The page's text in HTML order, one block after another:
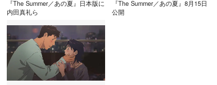
『The Summer／あの夏』日本版に
内田真礼ら
『The Summer／あの夏』8月15日
公開